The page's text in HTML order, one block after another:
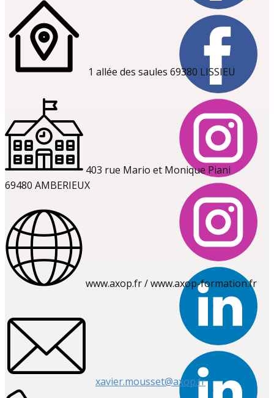
1 allée des saules 69380 LISSIEU
403 rue Mario et Monique Piani
69480 AMBERIEUX
www.axop.fr / www.axop-formation.fr
xavier.mousset@axop.fr